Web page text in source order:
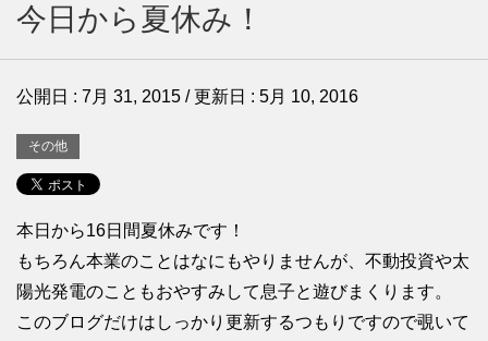
今日から夏休み！
公開日 : 7月 31, 2015 / 更新日 : 5月 10, 2016
その他
本日から16日間夏休みです！
もちろん本業のことはなにもやりませんが、不動投資や太
陽光発電のこともおやすみして息子と遊びまくります。
このブログだけはしっかり更新するつもりですので覗いて